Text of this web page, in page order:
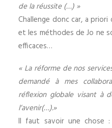
de la réussite (…) »
Challenge donc car, a
et les méthodes de Jo ne
efficaces…
« La réforme de nos
demandé à mes
réflexion globale visant à
l’avenir(…).»
Il faut savoir une chose :